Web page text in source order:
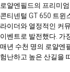
로얄엔필드의 프리미
콘티넨털 GT 650 트윈
라이더와 열정적인 커
이벤트로 발전했다. 가
매년 수천 명의 로얄엔
험난하고 높은 산길을